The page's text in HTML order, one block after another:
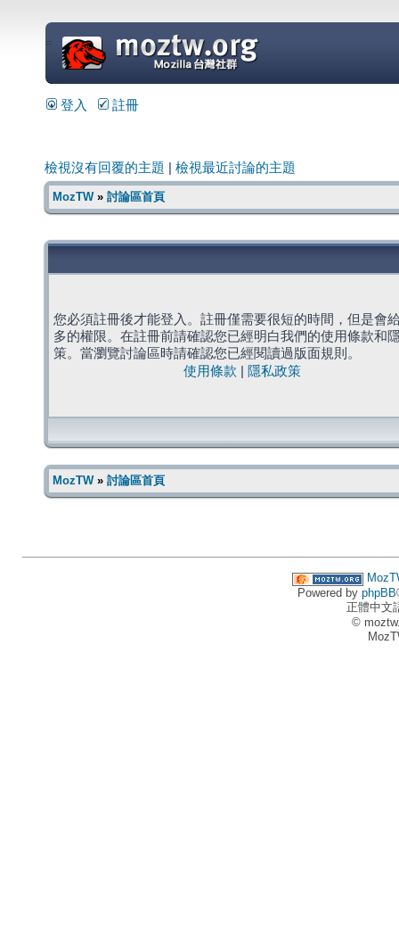
=
登入 註冊
檢視沒有回覆的主題 檢視最近討論的主題
MozTW» 討論區首頁
您必須註冊後才能登入。註冊僅需要很短的時間，但是會
多的權限。在註冊前請確認您已經明白我們的使用條款和
策。當瀏覽討論區時請確認您已經閱讀過版面規則。
使用條款
隱私政策
MozTW» 討論區首頁
Powered by phpBB
正體中文
©